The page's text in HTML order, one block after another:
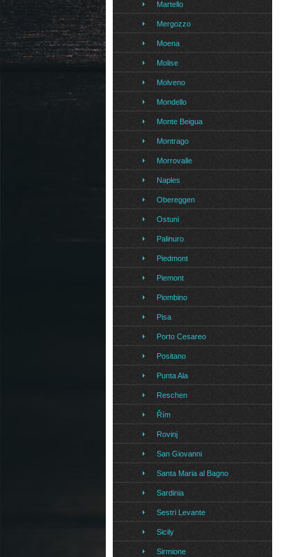
Martello
Mergozzo
Moena
Molise
Molveno
Mondello
Monte Beigua
Montrago
Morrovalle
Naples
Obereggen
Ostuni
Palinuro
Piedmont
Piemont
Piombino
Pisa
Porto Cesareo
Positano
Punta Ala
Reschen
Řím
Rovinj
San Giovanni
Santa Maria al Bagno
Sardinia
Sestri Levante
Sicily
Sirmione